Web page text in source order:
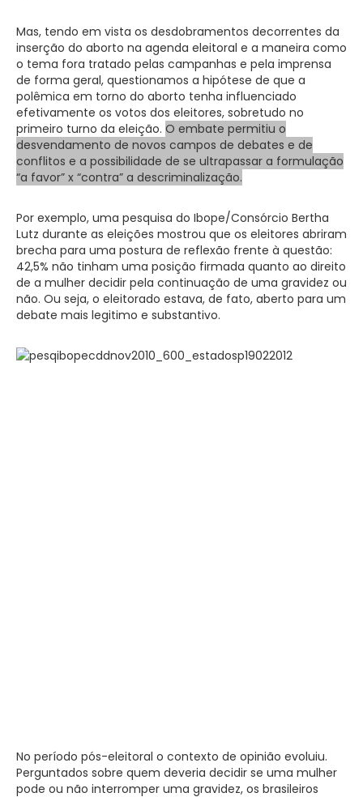
Mas, tendo em vista os desdobramentos decorrentes da
inserção do aborto na agenda eleitoral e a maneira como
o tema fora tratado pelas campanhas e pela imprensa
de forma geral, questionamos a hipótese de que a
polêmica em torno do aborto tenha influenciado
efetivamente os votos dos eleitores, sobretudo no
primeiro turno da eleição. O embate permitiu o
desvendamento de novos campos de debates e de
conflitos e a possibilidade de se ultrapassar a formulação
“a favor” x “contra” a descriminalização.
Por exemplo, uma pesquisa do Ibope/Consórcio Bertha
Lutz durante as eleições mostrou que os eleitores abriram
brecha para uma postura de reflexão frente à questão:
42,5% não tinham uma posição firmada quanto ao direito
de a mulher decidir pela continuação de uma gravidez ou
não. Ou seja, o eleitorado estava, de fato, aberto para um
debate mais legitimo e substantivo.
No período pós-eleitoral o contexto de opinião evoluiu.
Perguntados sobre quem deveria decidir se uma mulher
pode ou não interromper uma gravidez, os brasileiros